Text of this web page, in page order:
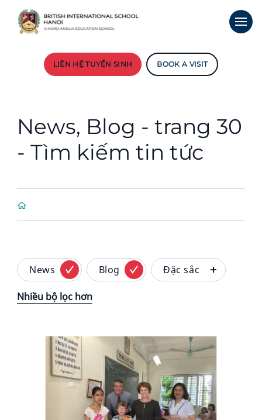
LIÊN HỆ TUYỂN SINH BOOK A VISIT
News, Blog - trang 30
- Tìm kiếm tin tức
News Blog Đặc sắc
Nhiều bộ lọc hơn
News image